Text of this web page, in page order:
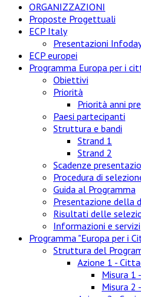
ORGANIZZAZIONI
Proposte Progettuali
ECP Italy
Presentazioni
ECP europei
Programma Europa per i
Obiettivi
Priorità
Priorità anni
Paesi partecipanti
Struttura e bandi
Strand 1
Strand 2
Scadenze
Procedura di
Guida al Programma
Presentazione della
Risultati delle
Informazioni e servizi
Programma "Europa per i
Struttura del
Azione 1 -
Misura 1
Misura 2